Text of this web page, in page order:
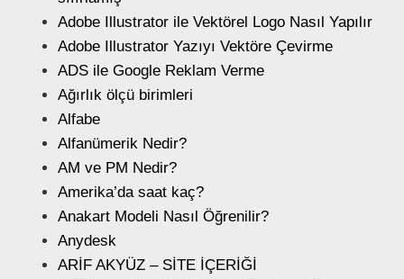
Adobe Illustrator ile Vektörel Logo Nasıl Yapılır
Adobe Illustrator Yazıyı Vektöre Çevirme
ADS ile Google Reklam Verme
Ağırlık ölçü birimleri
Alfabe
Alfanümerik Nedir?
AM ve PM Nedir?
Amerika’da saat kaç?
Anakart Modeli Nasıl Öğrenilir?
Anydesk
ARİF AKYÜZ – SİTE İÇERİĞİ